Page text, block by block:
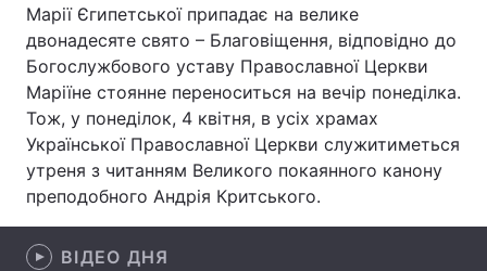
Україна Політика
Економіка Світ
Спорт Наука
Техно і зв'язок Лайт
Зброя Інциденти
Здоров'я
Марії Єгипетської припадає на велике
двонадесяте свято – Благовіщення, відповідно до
Богослужбового уставу Православної Церкви
Маріїне стоянне переноситься на вечір понеділка.
Тож, у понеділок, 4 квітня, в усіх храмах
Української Православної Церкви служитиметься
утреня з читанням Великого покаянного канону
преподобного Андрія Критського.
ВІДЕО ДНЯ